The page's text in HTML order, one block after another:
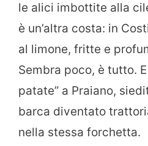
le alici imbottite alla
è un’altra costa: in
al limone, fritte e
Sembra poco, è tutto.
patate” a Praiano,
barca diventato
nella stessa forchetta.